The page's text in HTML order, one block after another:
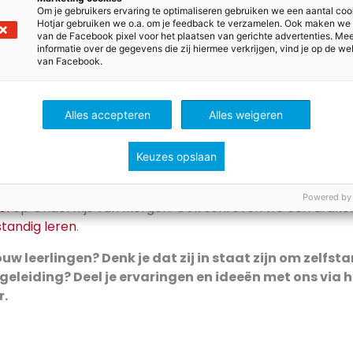
in zelfstandigheid
gestructureerder dan de andere. Of gemotiveerder.
vaardigheden die ook nog eens met elkaar
mate van discipline, een fijne leeromgeving en ouders
te helpen, dat zijn de basisbenodigheden. En die zijn
Kijk daarom goed naar kwetsbare
hebben. Zelfstandig waar het kan, samen waar het
de rol van docenten in het Agora-onderwijs lees je
op Onderwijs van Morgen. Ook schreven we een
leren.
leerlingen? Denk je dat zij in staat zijn om
Deel je ervaringen en ideeën met ons via
Om je gebruikers ervaring te optimaliseren gebruiken we een aantal
Hotjar gebruiken we o.a. om je feedback te verzamelen. Ook maken we
van de Facebook pixel voor het plaatsen van gerichte advertenties.
informatie over de gegevens die zij hiermee verkrijgen, vind je op de
van Facebook.
Alles accepteren Alles weigeren
Keuzes opslaan
Powered by